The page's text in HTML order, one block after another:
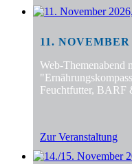
11. NOVEMBER
Web-Themenabend
Feuchtfutter, BARF
Zur Veranstaltung